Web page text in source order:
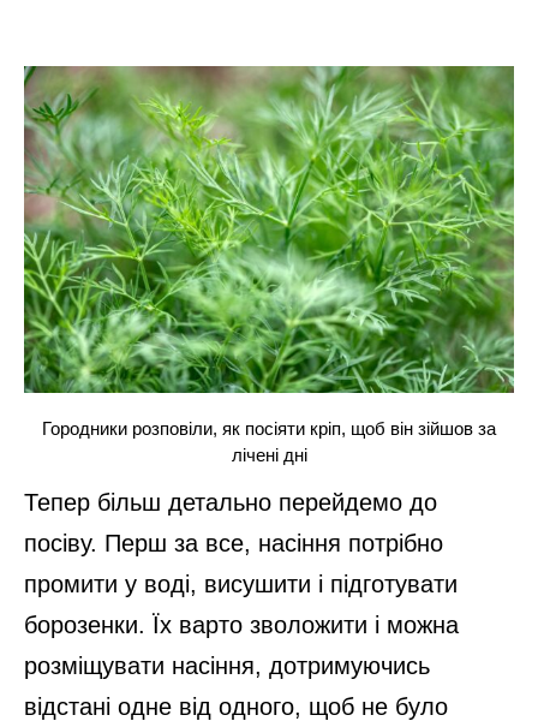
Городники розповіли, як посіяти кріп, щоб він зійшов за
лічені дні
Тепер більш детально перейдемо до
посіву. Перш за все, насіння потрібно
промити у воді, висушити і підготувати
борозенки. Їх варто зволожити і можна
розміщувати насіння, дотримуючись
відстані одне від одного, щоб не було